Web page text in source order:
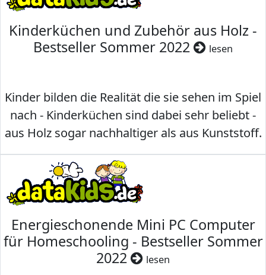
Kinderküchen und Zubehör aus Holz -
Bestseller Sommer 2022
lesen
Kinder bilden die Realität die sie sehen im Spiel
nach - Kinderküchen sind dabei sehr beliebt -
aus Holz sogar nachhaltiger als aus Kunststoff.
Energieschonende Mini PC Computer
für Homeschooling - Bestseller Sommer
2022
lesen